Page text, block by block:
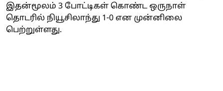
இதன்மூலம் 3 போட்டிகள் கொண்ட ஒருநாள்
தொடரில் நியூசிலாந்து 1-0 என முன்னிலை
பெற்றுள்ளது.